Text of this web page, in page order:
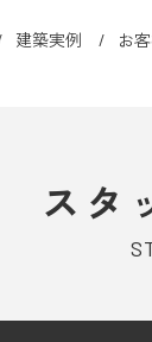
建築実例 お
スタ